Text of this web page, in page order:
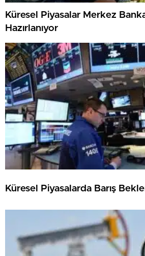
Küresel Piyasalar Merkez
Hazırlanıyor
Küresel Piyasalarda Barış